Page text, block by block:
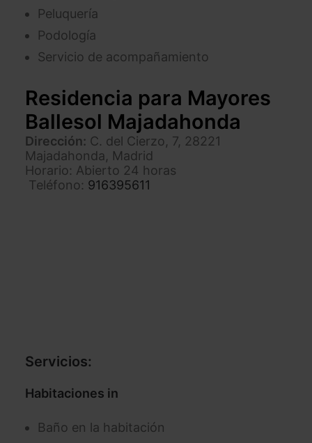
Peluquería
Podología
Servicio de acompañamiento
Residencia para Mayores
Ballesol Majadahonda
Dirección: C. del Cierzo, 7, 28221
Majadahonda, Madrid
Horario: Abierto 24 horas
Teléfono: 916395611
Servicios:
Habitaciones in
Baño en la habitación